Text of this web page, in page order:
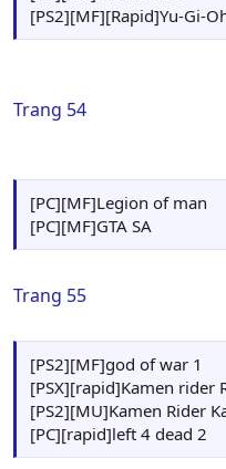
[PS2][MF][Rapid]Yu-Gi-
Trang 54
[PC][MF]Legion of man
[PC][MF]GTA SA
Trang 55
[PS2][MF]god of war 1
[PSX][rapid]Kamen rider
[PS2][MU]Kamen Rider
[PC][rapid]left 4 dead 2